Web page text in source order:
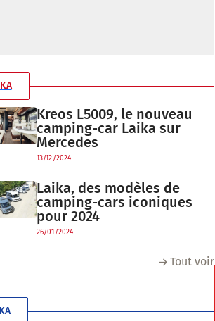
Kreos L5009, le nouveau
camping-car Laika sur
Mercedes
13/12/2024
Laika, des modèles de
camping-cars iconiques
pour 2024
26/01/2024
Tout voir